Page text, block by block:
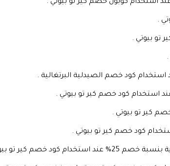
كير تو بيوتي 2026 .